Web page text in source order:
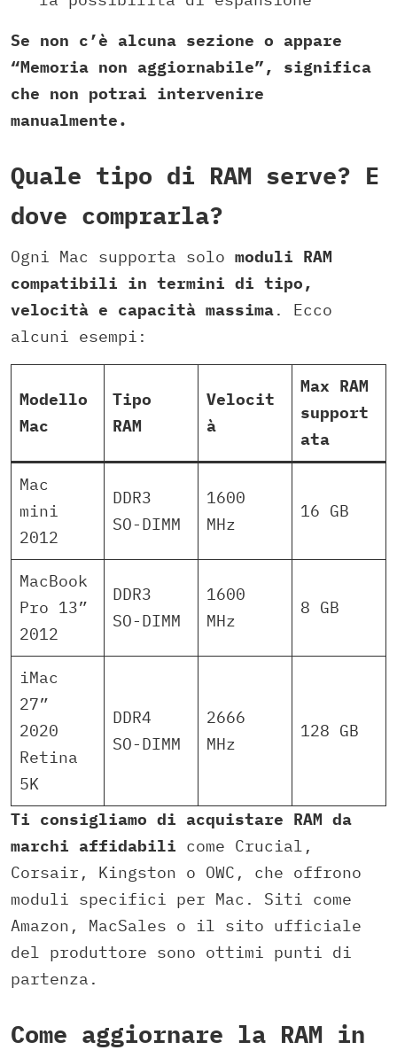
Se non c’è alcuna sezione o appare
“Memoria non aggiornabile”, significa
che non potrai intervenire
manualmente.
Quale tipo di RAM serve? E
dove comprarla?
Ogni Mac supporta solo moduli RAM
compatibili in termini di tipo,
velocità e capacità massima. Ecco
alcuni esempi:
Modello
Mac
Tipo
RAM
Velocit
à
Max RAM
support
ata
Mac
mini
2012
DDR3
SO-DIMM
1600
MHz
16 GB
MacBook
Pro 13”
2012
DDR3
SO-DIMM
1600
MHz
8 GB
iMac
27”
2020
Retina
5K
DDR4
SO-DIMM
2666
MHz
128 GB
Ti consigliamo di acquistare RAM da
marchi affidabili come Crucial,
Corsair, Kingston o OWC, che offrono
moduli specifici per Mac. Siti come
Amazon, MacSales o il sito ufficiale
del produttore sono ottimi punti di
partenza.
Come aggiornare la RAM in